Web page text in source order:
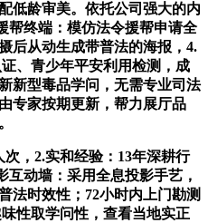
低龄审美。依托公司强大的内
帮终端：模仿法令援帮申请全
后从动生成带普法的海报，4.
、青少年平安利用检测，成
新型毒品学问，无需专业司法
专家按期更新，帮力展厅品
，2.实和经验：13年深耕行
互动墙：采用全息投影手艺，
法时效性；72小时内上门勘测
性取学问性，查看当地实正